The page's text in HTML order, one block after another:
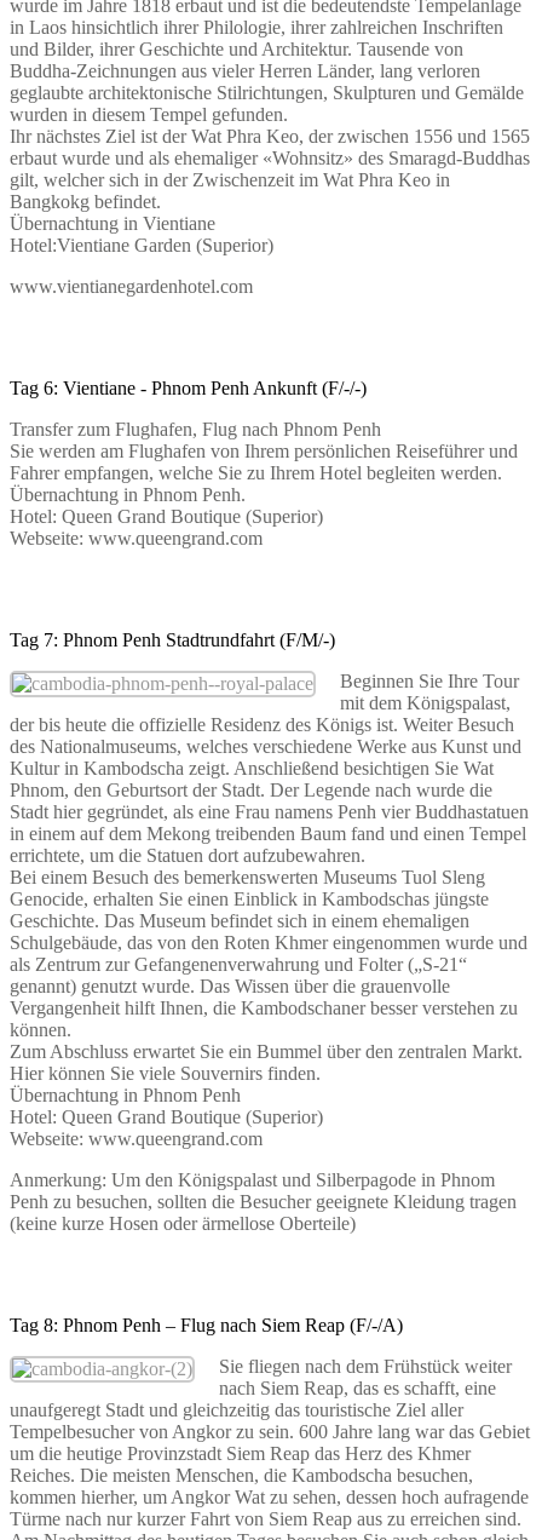
wurde im Jahre 1818 erbaut und ist die bedeutendste Tempelanlage
in Laos hinsichtlich ihrer Philologie, ihrer zahlreichen Inschriften
und Bilder, ihrer Geschichte und Architektur. Tausende von
Buddha-Zeichnungen aus vieler Herren Länder, lang verloren
geglaubte architektonische Stilrichtungen, Skulpturen und Gemälde
wurden in diesem Tempel gefunden.
Ihr nächstes Ziel ist der Wat Phra Keo, der zwischen 1556 und 1565
erbaut wurde und als ehemaliger «Wohnsitz» des Smaragd-Buddhas
gilt, welcher sich in der Zwischenzeit im Wat Phra Keo in
Bangkokg befindet.
Übernachtung in Vientiane
Hotel:Vientiane Garden (Superior)
www.vientianegardenhotel.com
Tag 6: Vientiane - Phnom Penh Ankunft (F/-/-)
Transfer zum Flughafen, Flug nach Phnom Penh
Sie werden am Flughafen von Ihrem persönlichen Reiseführer und
Fahrer empfangen, welche Sie zu Ihrem Hotel begleiten werden.
Übernachtung in Phnom Penh.
Hotel: Queen Grand Boutique (Superior)
Webseite: www.queengrand.com
Tag 7: Phnom Penh Stadtrundfahrt (F/M/-)
Beginnen Sie Ihre Tour
mit dem Königspalast,
der bis heute die offizielle Residenz des Königs ist. Weiter Besuch
des Nationalmuseums, welches verschiedene Werke aus Kunst und
Kultur in Kambodscha zeigt. Anschließend besichtigen Sie Wat
Phnom, den Geburtsort der Stadt. Der Legende nach wurde die
Stadt hier gegründet, als eine Frau namens Penh vier Buddhastatuen
in einem auf dem Mekong treibenden Baum fand und einen Tempel
errichtete, um die Statuen dort aufzubewahren.
Bei einem Besuch des bemerkenswerten Museums Tuol Sleng
Genocide, erhalten Sie einen Einblick in Kambodschas jüngste
Geschichte. Das Museum befindet sich in einem ehemaligen
Schulgebäude, das von den Roten Khmer eingenommen wurde und
als Zentrum zur Gefangenenverwahrung und Folter („S-21“
genannt) genutzt wurde. Das Wissen über die grauenvolle
Vergangenheit hilft Ihnen, die Kambodschaner besser verstehen zu
können.
Zum Abschluss erwartet Sie ein Bummel über den zentralen Markt.
Hier können Sie viele Souvernirs finden.
Übernachtung in Phnom Penh
Hotel: Queen Grand Boutique (Superior)
Webseite: www.queengrand.com
Anmerkung: Um den Königspalast und Silberpagode in Phnom
Penh zu besuchen, sollten die Besucher geeignete Kleidung tragen
(keine kurze Hosen oder ärmellose Oberteile)
Tag 8: Phnom Penh – Flug nach Siem Reap (F/-/A)
Sie fliegen nach dem Frühstück weiter
nach Siem Reap, das es schafft, eine
unaufgeregt Stadt und gleichzeitig das touristische Ziel aller
Tempelbesucher von Angkor zu sein. 600 Jahre lang war das Gebiet
um die heutige Provinzstadt Siem Reap das Herz des Khmer
Reiches. Die meisten Menschen, die Kambodscha besuchen,
kommen hierher, um Angkor Wat zu sehen, dessen hoch aufragende
Türme nach nur kurzer Fahrt von Siem Reap aus zu erreichen sind.